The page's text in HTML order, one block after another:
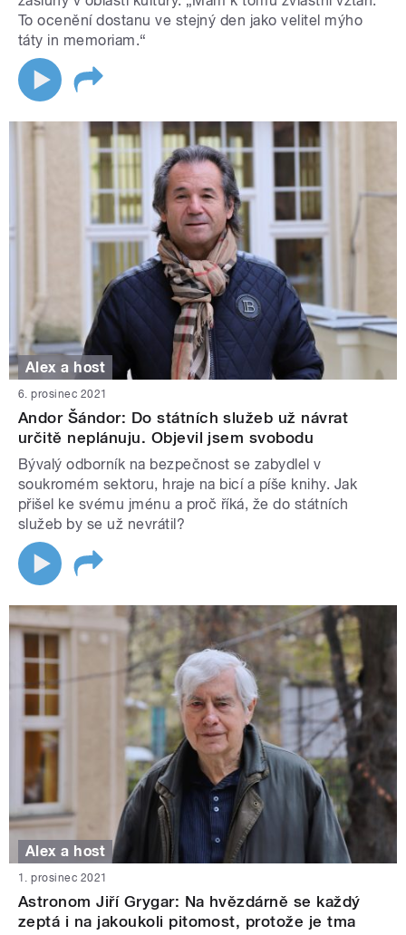
To ocenění dostanu ve stejný den jako velitel mýho
táty in memoriam.“
Alex a host
6. prosinec 2021
Andor Šándor: Do státních služeb už návrat
určitě neplánuju. Objevil jsem svobodu
Bývalý odborník na bezpečnost se zabydlel v
soukromém sektoru, hraje na bicí a píše knihy. Jak
přišel ke svému jménu a proč říká, že do státních
služeb by se už nevrátil?
Alex a host
1. prosinec 2021
Astronom Jiří Grygar: Na hvězdárně se každý
zeptá i na jakoukoli pitomost, protože je tma